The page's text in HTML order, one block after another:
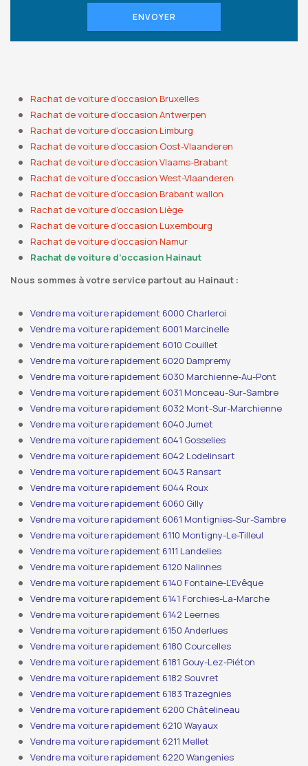
ENVOYER
Rachat de voiture d’occasion Bruxelles
Rachat de voiture d’occasion Antwerpen
Rachat de voiture d’occasion Limburg
Rachat de voiture d’occasion Oost-Vlaanderen
Rachat de voiture d’occasion Vlaams-Brabant
Rachat de voiture d’occasion West-Vlaanderen
Rachat de voiture d’occasion Brabant wallon
Rachat de voiture d’occasion Liège
Rachat de voiture d’occasion Luxembourg
Rachat de voiture d’occasion Namur
Rachat de voiture d’occasion Hainaut
Nous sommes à votre service partout au Hainaut :
Vendre ma voiture rapidement 6000 Charleroi
Vendre ma voiture rapidement 6001 Marcinelle
Vendre ma voiture rapidement 6010 Couillet
Vendre ma voiture rapidement 6020 Dampremy
Vendre ma voiture rapidement 6030 Marchienne-Au-Pont
Vendre ma voiture rapidement 6031 Monceau-Sur-Sambre
Vendre ma voiture rapidement 6032 Mont-Sur-Marchienne
Vendre ma voiture rapidement 6040 Jumet
Vendre ma voiture rapidement 6041 Gosselies
Vendre ma voiture rapidement 6042 Lodelinsart
Vendre ma voiture rapidement 6043 Ransart
Vendre ma voiture rapidement 6044 Roux
Vendre ma voiture rapidement 6060 Gilly
Vendre ma voiture rapidement 6061 Montignies-Sur-Sambre
Vendre ma voiture rapidement 6110 Montigny-Le-Tilleul
Vendre ma voiture rapidement 6111 Landelies
Vendre ma voiture rapidement 6120 Nalinnes
Vendre ma voiture rapidement 6140 Fontaine-L’Evêque
Vendre ma voiture rapidement 6141 Forchies-La-Marche
Vendre ma voiture rapidement 6142 Leernes
Vendre ma voiture rapidement 6150 Anderlues
Vendre ma voiture rapidement 6180 Courcelles
Vendre ma voiture rapidement 6181 Gouy-Lez-Piéton
Vendre ma voiture rapidement 6182 Souvret
Vendre ma voiture rapidement 6183 Trazegnies
Vendre ma voiture rapidement 6200 Châtelineau
Vendre ma voiture rapidement 6210 Wayaux
Vendre ma voiture rapidement 6211 Mellet
Vendre ma voiture rapidement 6220 Wangenies